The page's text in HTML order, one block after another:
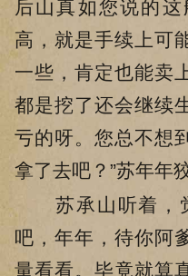
后山真如您说的
高，就是手续上可
一些，肯定也能卖
都是挖了还会继续
亏的呀。您总不想
拿了去吧？”苏年年
苏承山听着，觉
吧，年年，待你阿
量看看。毕竟就算